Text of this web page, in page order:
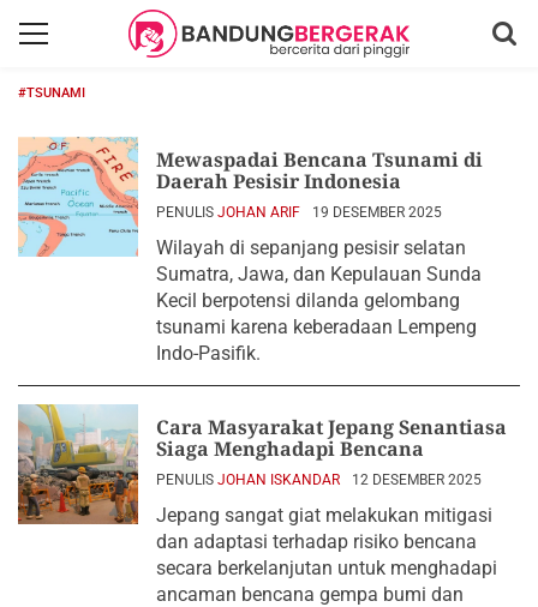
#TSUNAMI
Mewaspadai Bencana Tsunami di
Daerah Pesisir Indonesia
PENULIS JOHAN ARIF 19 DESEMBER 2025
Wilayah di sepanjang pesisir selatan
Sumatra, Jawa, dan Kepulauan Sunda
Kecil berpotensi dilanda gelombang
tsunami karena keberadaan Lempeng
Indo-Pasifik.
Cara Masyarakat Jepang Senantiasa
Siaga Menghadapi Bencana
PENULIS JOHAN ISKANDAR 12 DESEMBER 2025
Jepang sangat giat melakukan mitigasi
dan adaptasi terhadap risiko bencana
secara berkelanjutan untuk menghadapi
ancaman bencana gempa bumi dan